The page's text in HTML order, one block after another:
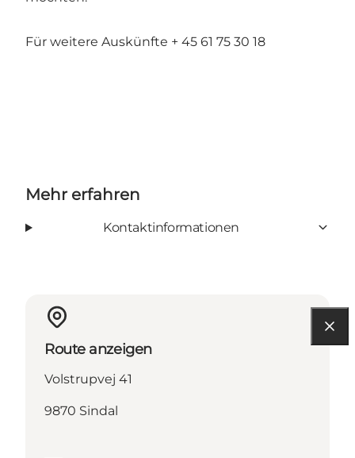
Für weitere Auskünfte + 45 61 75 30 18
Mehr erfahren
Kontaktinformationen
Route anzeigen
Volstrupvej 41
9870 Sindal